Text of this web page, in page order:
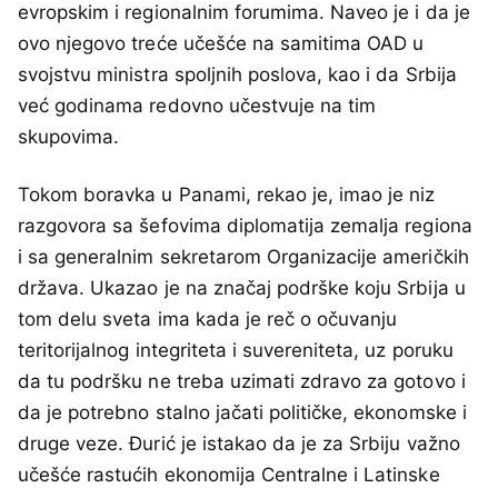
evropskim i regionalnim forumima. Naveo je i da je
ovo njegovo treće učešće na samitima OAD u
svojstvu ministra spoljnih poslova, kao i da Srbija
već godinama redovno učestvuje na tim
skupovima.
Tokom boravka u Panami, rekao je, imao je niz
razgovora sa šefovima diplomatija zemalja regiona
i sa generalnim sekretarom Organizacije američkih
država. Ukazao je na značaj podrške koju Srbija u
tom delu sveta ima kada je reč o očuvanju
teritorijalnog integriteta i suvereniteta, uz poruku
da tu podršku ne treba uzimati zdravo za gotovo i
da je potrebno stalno jačati političke, ekonomske i
druge veze. Đurić je istakao da je za Srbiju važno
učešće rastućih ekonomija Centralne i Latinske